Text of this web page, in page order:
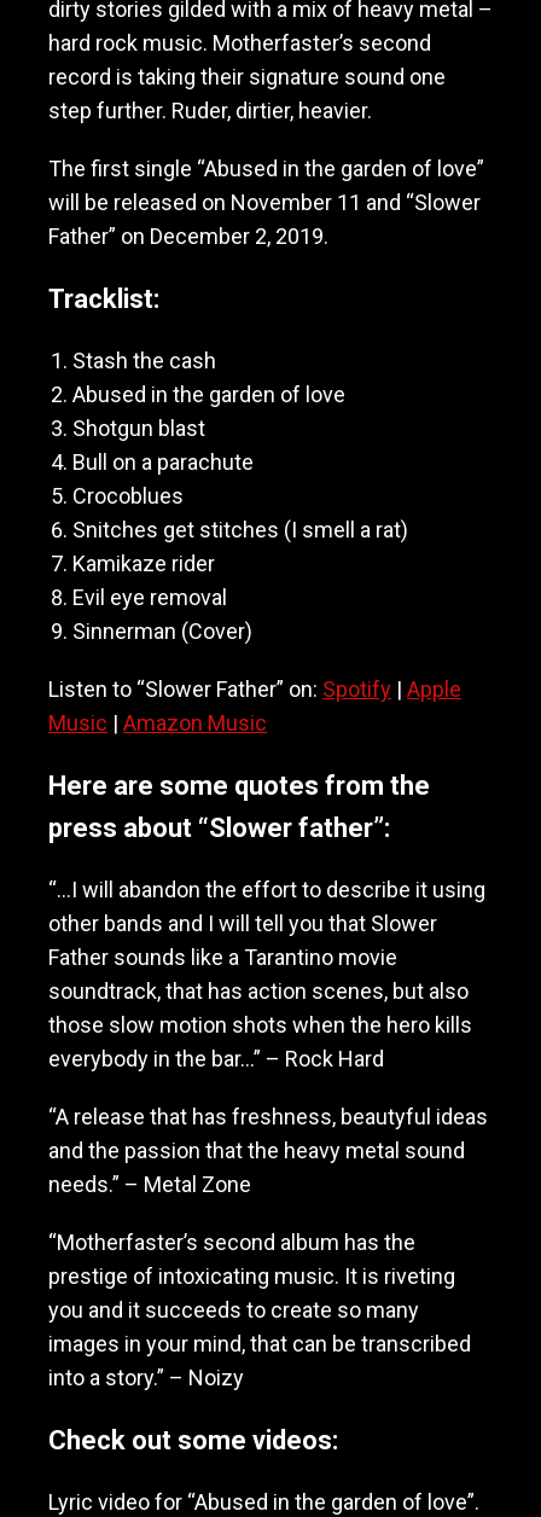
dirty stories gilded with a mix of heavy metal –
hard rock music. Motherfaster’s second
record is taking their signature sound one
step further. Ruder, dirtier, heavier.
The first single “Abused in the garden of love”
will be released on November 11 and “Slower
Father” on December 2, 2019.
Tracklist:
Stash the cash
Abused in the garden of love
Shotgun blast
Bull on a parachute
Crocoblues
Snitches get stitches (I smell a rat)
Kamikaze rider
Evil eye removal
Sinnerman (Cover)
Listen to “Slower Father” on: Spotify | Apple
Music | Amazon Music
Here are some quotes from the
press about “Slower father”:
“…I will abandon the effort to describe it using
other bands and I will tell you that Slower
Father sounds like a Tarantino movie
soundtrack, that has action scenes, but also
those slow motion shots when the hero kills
everybody in the bar…” – Rock Hard
“A release that has freshness, beautyful ideas
and the passion that the heavy metal sound
needs.” – Metal Zone
“Motherfaster’s second album has the
prestige of intoxicating music. It is riveting
you and it succeeds to create so many
images in your mind, that can be transcribed
into a story.” – Noizy
Check out some videos:
Lyric video for “Abused in the garden of love”.